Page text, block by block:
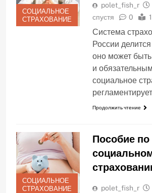
СОЦИАЛЬНОЕ
СТРАХОВАНИЕ
polet_fish_r
спустя
0
Система
России
оно может
и
социальное
Продолжить чтение
СОЦИАЛЬНОЕ
СТРАХОВАНИЕ
Пособие по
polet_fish_r